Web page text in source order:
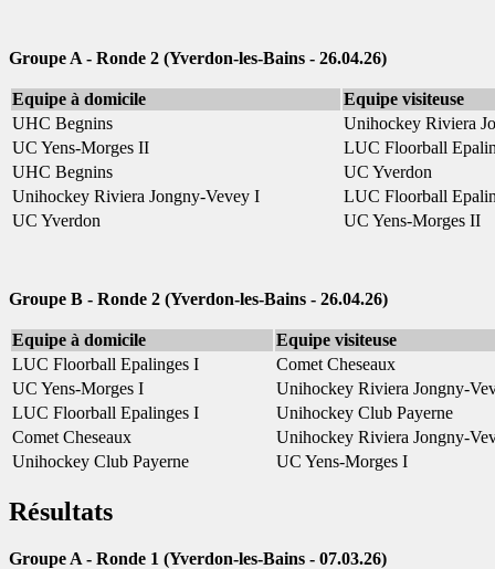
Groupe A - Ronde 2 (Yverdon-les-Bains - 26.04.26)
Equipe à domicile
Equipe visiteuse
UHC Begnins
Unihockey Riviera
UC Yens-Morges II
LUC Floorball
UHC Begnins
UC Yverdon
Unihockey Riviera Jongny-Vevey I
LUC Floorball
UC Yverdon
UC Yens-Morges II
Groupe B - Ronde 2 (Yverdon-les-Bains - 26.04.26)
Equipe à domicile
Equipe visiteuse
LUC Floorball Epalinges I
Comet Cheseaux
UC Yens-Morges I
Unihockey Riviera Jongny-
LUC Floorball Epalinges I
Unihockey Club Payerne
Comet Cheseaux
Unihockey Riviera Jongny-
Unihockey Club Payerne
UC Yens-Morges I
Résultats
Groupe A - Ronde 1 (Yverdon-les-Bains - 07.03.26)